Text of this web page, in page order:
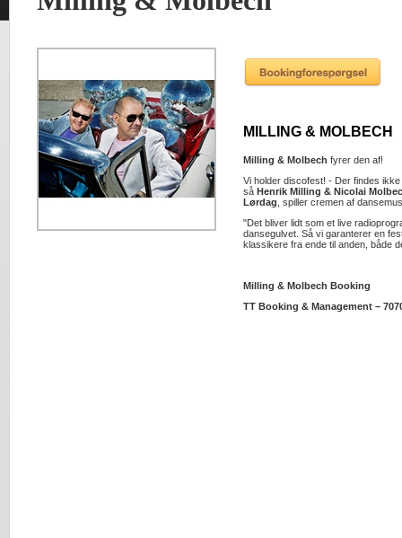
MILLING & MOLBECH
Milling & Molbech fyrer den af!
Vi holder discofest! - Der findes
så Henrik Milling & Nicolai
Lørdag , spiller cremen af
"Det bliver lidt som et live
dansegulvet. Så vi garanterer en
klassikere fra ende til anden, både
Milling & Molbech Booking
TT Booking & Management –